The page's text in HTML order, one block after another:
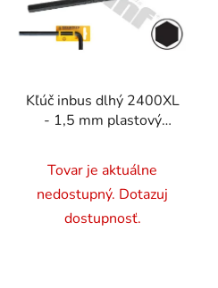
Kľúč inbus dlhý 2400XL
- 1,5 mm plastový
Tovar je aktuálne
nedostupný. Dotazuj
dostupnosť.